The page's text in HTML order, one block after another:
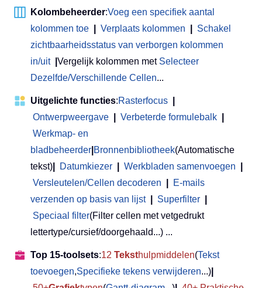
Kolombeheerder:Voeg een specifiek aantal
kolommen toe
Verplaats kolommen
Schakel
zichtbaarheidsstatus van verborgen kolommen
in/uit
Vergelijk kolommen met Selecteer
Dezelfde/Verschillende Cellen...
Uitgelichte functies:Rasterfocus
Ontwerpweergave
Verbeterde formulebalk
Werkmap- en
bladbeheerder Bronnenbibliotheek(Automatische
tekst)
Datumkiezer Werkbladen samenvoegen
Versleutelen/Cellen decoderen
E-mails
verzenden op basis van lijst
Superfilter
Speciaal filter(Filter cellen met vetgedrukt
lettertype/cursief/doorgehaald...) ...
Top 15-toolsets:12 Teksthulpmiddelen(Tekst
toevoegen,Specifieke tekens verwijderen...)